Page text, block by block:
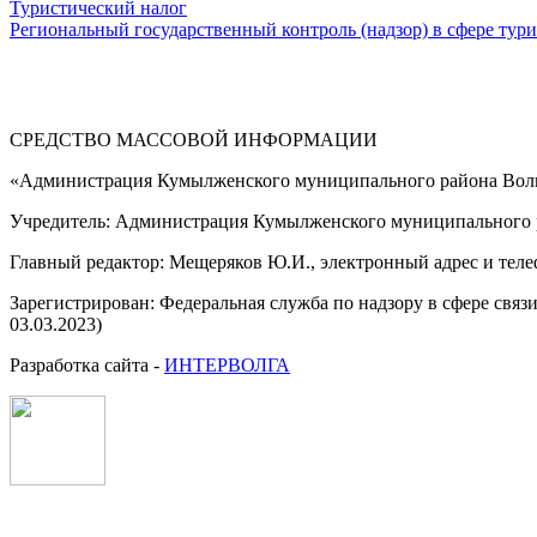
Туристический налог
Региональный государственный контроль (надзор) в сфере
СРЕДСТВО МАССОВОЙ
«Администрация Кумылженского муниципального района
Учредитель: Администрация Кумылженского муниципального
Главный редактор: Мещеряков Ю.И., электронный адрес и
Зарегистрирован: Федеральная служба по надзору в сфере
03.03.2023)
Разработка сайта - ИНТЕРВОЛГА